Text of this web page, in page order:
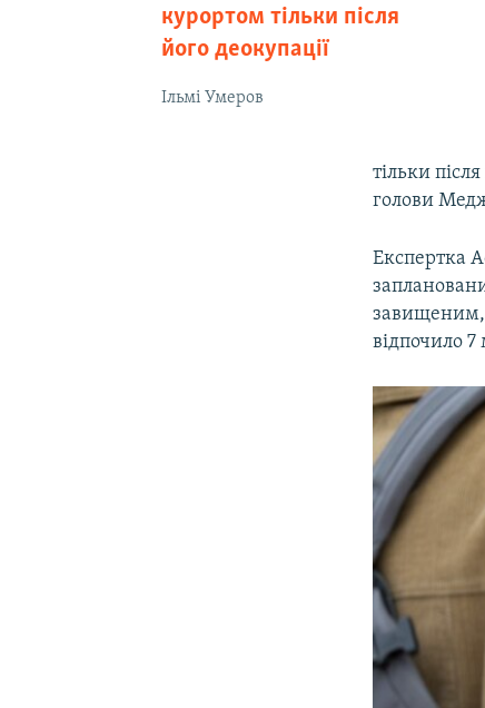
курортом тільки після
його деокупації
Ільмі Умеров
тільки
голови
Експертка
завищеним,
відпочило 7